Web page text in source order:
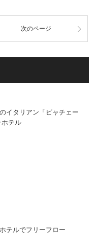
次のページ
イタリアン「ピャチェー
ホテル
テルでフリーフロー